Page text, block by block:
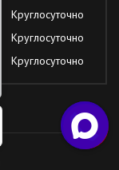
Круглосуточно
Круглосуточно
Круглосуточно